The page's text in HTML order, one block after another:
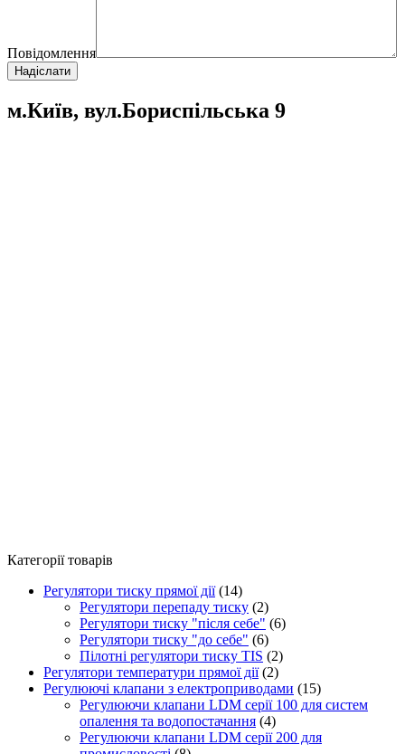
Повідомлення
м.Київ, вул.Бориспільська 9
Категорії товарів
Регулятори тиску прямої дії (14)
Регулятори перепаду тиску (2)
Регулятори тиску "після себе" (6)
Регулятори тиску "до себе" (6)
Пілотні регулятори тиску TIS (2)
Регулятори температури прямої дії (2)
Регулюючі клапани з електроприводами (15)
Регулюючи клапани LDM серії 100 для систем
опалення та водопостачання (4)
Регулюючи клапани LDM серії 200 для